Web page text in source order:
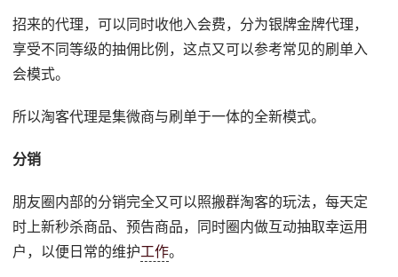
招来的代理，可以同时收他入会费，分为银牌金牌代理，
享受不同等级的抽佣比例，这点又可以参考常见的刷单入
会模式。
所以淘客代理是集微商与刷单于一体的全新模式。
分销
朋友圈内部的分销完全又可以照搬群淘客的玩法，每天定
时上新秒杀商品、预告商品，同时圈内做互动抽取幸运用
户，以便日常的维护工作。